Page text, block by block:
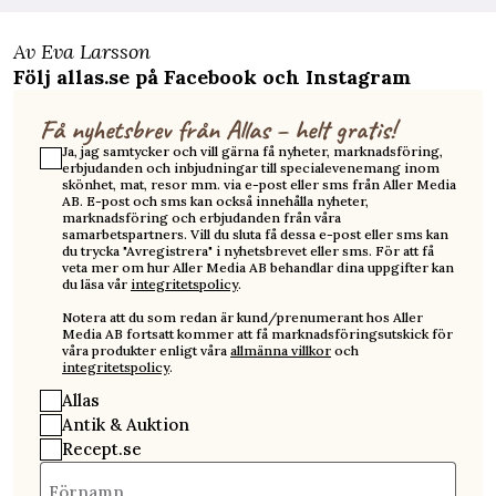
Av Eva Larsson
Följ allas.se på Facebook och Instagram
Få nyhetsbrev från Allas – helt gratis!
Ja, jag samtycker och vill gärna få nyheter, marknadsföring,
erbjudanden och inbjudningar till specialevenemang inom
skönhet, mat, resor mm. via e-post eller sms från Aller Media
AB. E-post och sms kan också innehålla nyheter,
marknadsföring och erbjudanden från våra
samarbetspartners. Vill du sluta få dessa e-post eller sms kan
du trycka "Avregistrera" i nyhetsbrevet eller sms. För att få
veta mer om hur Aller Media AB behandlar dina uppgifter kan
du läsa vår integritetspolicy.
Notera att du som redan är kund/prenumerant hos Aller
Media AB fortsatt kommer att få marknadsföringsutskick för
våra produkter enligt våra allmänna villkor och
integritetspolicy.
Allas
Antik & Auktion
Recept.se